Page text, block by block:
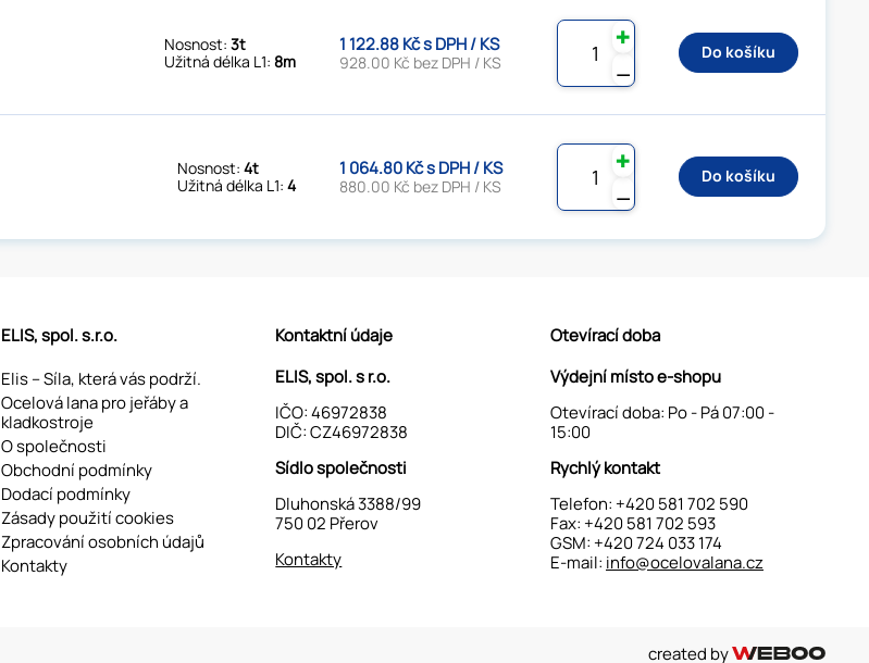
Nosnost: 3t
Užitná délka L1: 8m
1 122.88 Kč s DPH / KS
928.00 Kč bez DPH / KS ⚊
✚
Do košíku
Nosnost: 4t
Užitná délka L1: 4
1 064.80 Kč s DPH / KS
880.00 Kč bez DPH / KS ⚊
✚
Do košíku
ELIS, spol. s.r.o.
Elis – Síla, která vás podrží.
Ocelová lana pro jeřáby a
kladkostroje
O společnosti
Obchodní podmínky
Dodací podmínky
Zásady použití cookies
Zpracování osobních údajů
Kontakty
Kontaktní údaje
ELIS, spol. s r.o.
IČO: 46972838
DIČ: CZ46972838
Sídlo společnosti
Dluhonská 3388/99
750 02 Přerov
Kontakty
Otevírací doba
Výdejní místo e-shopu
Otevírací doba: Po - Pá 07:00 -
15:00
Rychlý kontakt
Telefon: +420 581 702 590
Fax: +420 581 702 593
GSM: +420 724 033 174
E-mail: info@ocelovalana.cz
created by